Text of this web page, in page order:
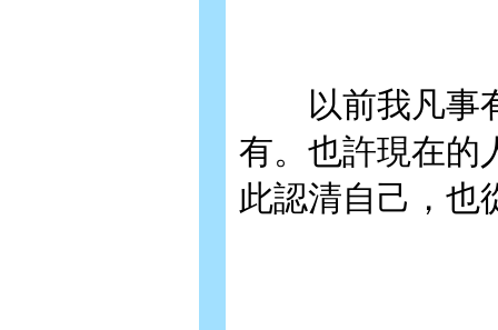
以前我凡事有
有。也許現在的
此認清自己，也